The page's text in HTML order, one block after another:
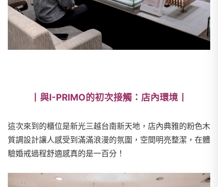
丨與I-PRIMO的初次接觸：店內環境丨
這次來到的櫃位是新光三越台南新天地，店內典雅的粉色木
質調設計讓人感受到滿滿浪漫的氛圍，空間明亮整潔，在體
驗婚戒過程舒適感真的是一百分！